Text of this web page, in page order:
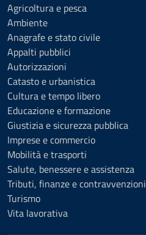
Agricoltura e pesca
Ambiente
Anagrafe e stato civile
Appalti pubblici
Autorizzazioni
Catasto e urbanistica
Cultura e tempo libero
Educazione e formazione
Giustizia e sicurezza pubblica
Imprese e commercio
Mobilità e trasporti
Salute, benessere e assistenza
Tributi, finanze e contravvenzioni
Turismo
Vita lavorativa